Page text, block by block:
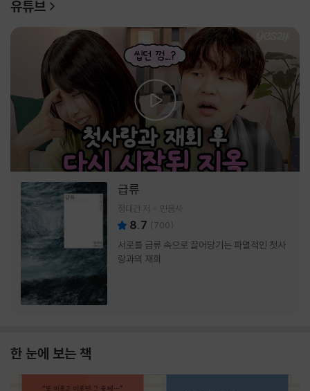
유튜브
급류
정대건 저 민음사
8.7 (700)
서로를 급류 속으로 끌어당기는 파멸적인 첫사
랑과의 재회
한 눈에 보는 책